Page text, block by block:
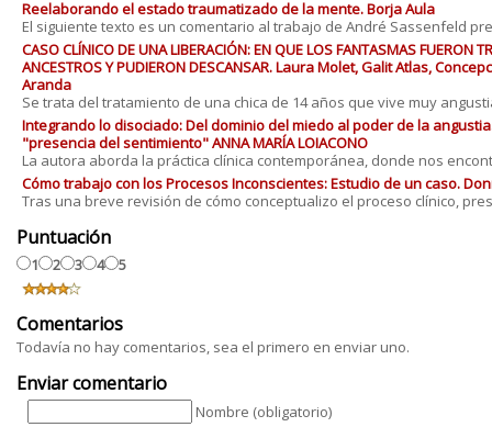
Reelaborando el estado traumatizado de la mente. Borja Aula
El siguiente texto es un comentario al trabajo de André Sassenfeld
CASO CLÍNICO DE UNA LIBERACIÓN: EN QUE LOS FANTASMAS FUERON
ANCESTROS Y PUDIERON DESCANSAR. Laura Molet, Galit Atlas,
Aranda
Se trata del tratamiento de una chica de 14 años que vive muy
Integrando lo disociado: Del dominio del miedo al poder de la
"presencia del sentimiento" ANNA MARÍA LOIACONO
La autora aborda la práctica clínica contemporánea, donde nos
Cómo trabajo con los Procesos Inconscientes: Estudio de un caso.
Tras una breve revisión de cómo conceptualizo el proceso clínico,
Puntuación
1 2 3 4 5
Comentarios
Todavía no hay comentarios, sea el primero en enviar uno.
Enviar comentario
Nombre (obligatorio)